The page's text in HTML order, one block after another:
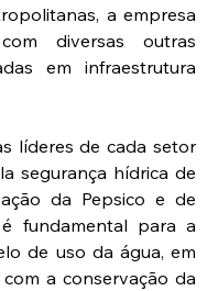
a empresa
diversas outras
em infraestrutura
líderes de cada setor
segurança hídrica de
da Pepsico e de
fundamental para a
de uso da água, em
a conservação da